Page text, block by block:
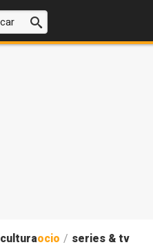
culturaocio / series & tv